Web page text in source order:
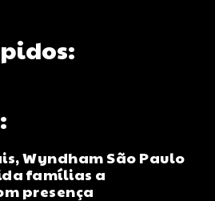
Wyndham São Paulo
famílias a
presença